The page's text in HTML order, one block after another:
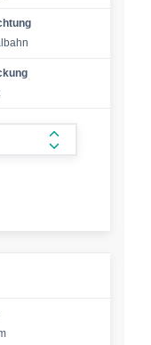
form.increase-